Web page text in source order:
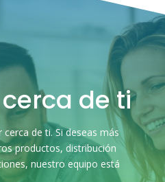
de ti
de ti. Si deseas más
productos, distribución
nuestro equipo está